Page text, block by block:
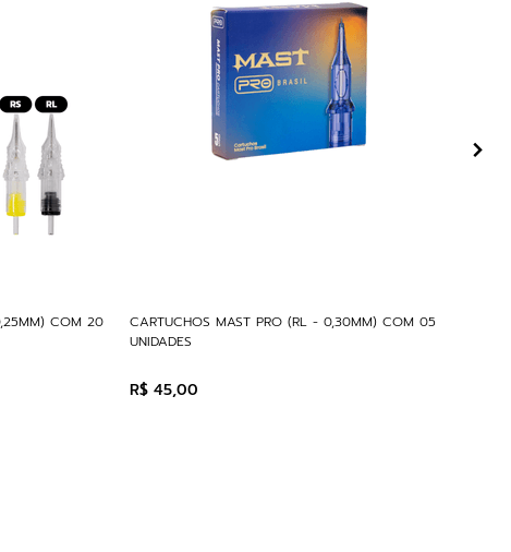
COM 20
CARTUCHOS MAST PRO (RL - 0,30MM) COM 05
UNIDADES
R$ 45,00